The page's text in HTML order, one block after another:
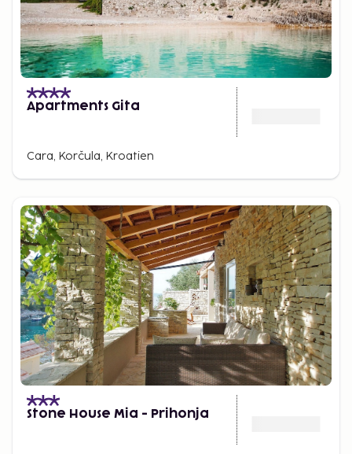
Apartments Gita
Cara, Korčula, Kroatien
Stone House Mia - Prihonja